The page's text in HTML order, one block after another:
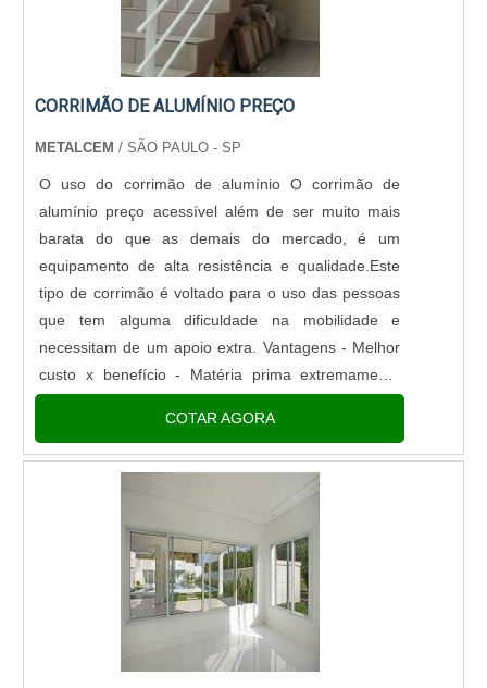
CORRIMÃO DE ALUMÍNIO PREÇO
METALCEM / SÃO PAULO - SP
O uso do corrimão de alumínio O corrimão de
alumínio preço acessível além de ser muito mais
barata do que as demais do mercado, é um
equipamento de alta resistência e qualidade.Este
tipo de corrimão é voltado para o uso das pessoas
que tem alguma dificuldade na mobilidade e
necessitam de um apoio extra. Vantagens - Melhor
custo x benefício - Matéria prima extremamente
orçamento grátis clicand....
COTAR AGORA